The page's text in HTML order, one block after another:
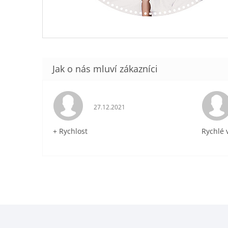
Hodnocení obchodu je 5 z 5 hvězdiček.
27.12.2021
+ Rychlost Rychlé